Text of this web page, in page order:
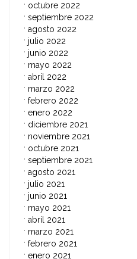
octubre 2022
septiembre 2022
agosto 2022
julio 2022
junio 2022
mayo 2022
abril 2022
marzo 2022
febrero 2022
enero 2022
diciembre 2021
noviembre 2021
octubre 2021
septiembre 2021
agosto 2021
julio 2021
junio 2021
mayo 2021
abril 2021
marzo 2021
febrero 2021
enero 2021